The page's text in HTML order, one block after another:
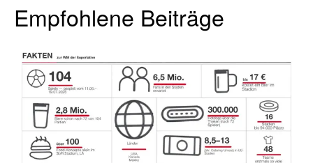
Empfohlene Beiträge